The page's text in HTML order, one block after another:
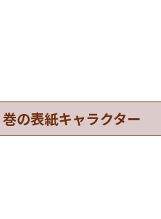
の表紙キャラクター